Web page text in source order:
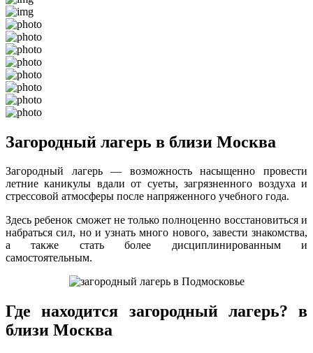
Загородный лагерь в близи Москва
Загородный лагерь — возможность насыщенно провести
летние каникулы вдали от суеты, загрязненного воздуха и
стрессовой атмосферы после напряженного учебного года.
Здесь ребенок сможет не только полноценно восстановиться и
набраться сил, но и узнать много нового, завести знакомства,
а также стать более дисциплинированным и
самостоятельным.
Где находится загородный лагерь? в
близи Москва